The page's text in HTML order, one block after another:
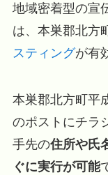
地域密着型の宣
は、本巣郡北方
スティングが有
本巣郡北方町平
のポストにチラ
手先の住所や氏
ぐに実行が可能